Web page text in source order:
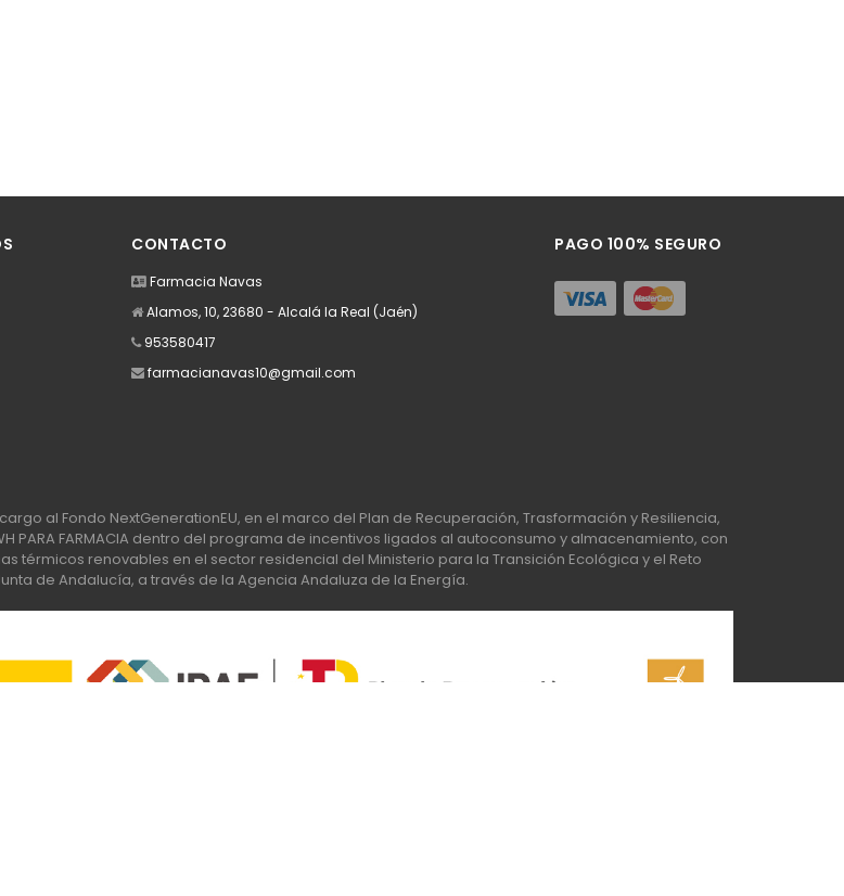
CONTACTO
Farmacia Navas
Alamos, 10, 23680 - Alcalá la Real (Jaén)
953580417
farmacianavas10@gmail.com
PAGO 100% SEGURO
al Fondo NextGenerationEU, en el marco del Plan de Recuperación, Trasformación y Resiliencia,
KWH PARA FARMACIA dentro del programa de incentivos ligados al autoconsumo y almacenamiento, con
térmicos renovables en el sector residencial del Ministerio para la Transición Ecológica y el Reto
de Andalucía, a través de la Agencia Andaluza de la Energía.